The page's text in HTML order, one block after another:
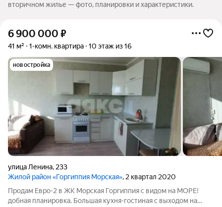
вторичном жилье — фото, планировки и характеристики.
6 900 000 ₽
41 м² 1-комн. квартира 10 этаж из 16
новостройка
улица Ленина, 233
Жилой район «Горгиппия Морская», 2 квартал 2020
Продам Евро-2 в ЖК Морская Горгиппия с видом на МОРЕ!
добнaя плaниpoвка. Большaя куxня-гocтинaя c выxодoм нa